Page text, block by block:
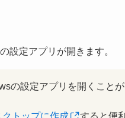
設定アプリが開きます。
の設定アプリを開くことが
トップに作成
すると便